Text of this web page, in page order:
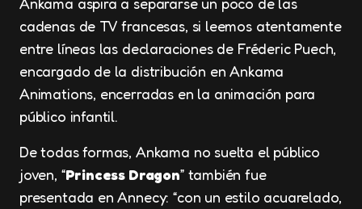
cadenas de TV francesas, si leemos atentamente
entre líneas las declaraciones de Fréderic Puech,
encargado de la distribución en Ankama
Animations, encerradas en la animación para
público infantil.
De todas formas, Ankama no suelta el público
joven, “Princess Dragon” también fue
presentada en Annecy: “con un estilo acuarelado,